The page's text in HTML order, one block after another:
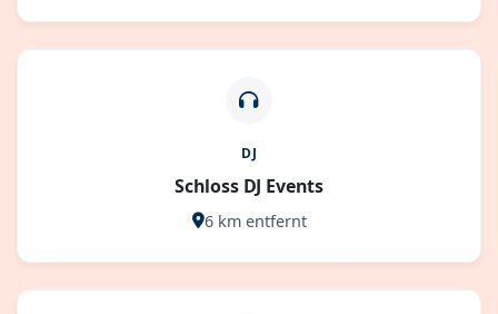
DJ
Schloss DJ Events
6 km entfernt